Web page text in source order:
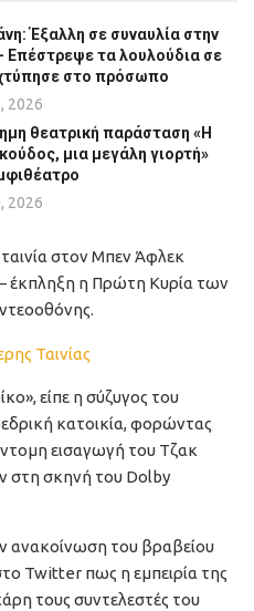
Έξαλλη σε συναυλία στην
Επέστρεψε τα λουλούδια σε
στο πρόσωπο
2026
θεατρική παράσταση «Η
μια μεγάλη γιορτή»
2026
στον Μπεν Άφλεκ
έκπληξη η Πρώτη Κυρία των
είπε η σύζυγος του
κατοικία, φορώντας
εισαγωγή του Τζακ
στη σκηνή του Dolby
ανακοίνωση του βραβείου
Twitter πως η εμπειρία της
τους συντελεστές του